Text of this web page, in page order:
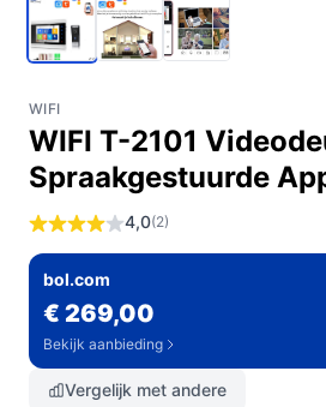
WIFI
WIFI T-2101
Spraakgestuurde
4,0(2)
bol.com
€ 269,00
Bekijk aanbieding
Vergelijk met andere